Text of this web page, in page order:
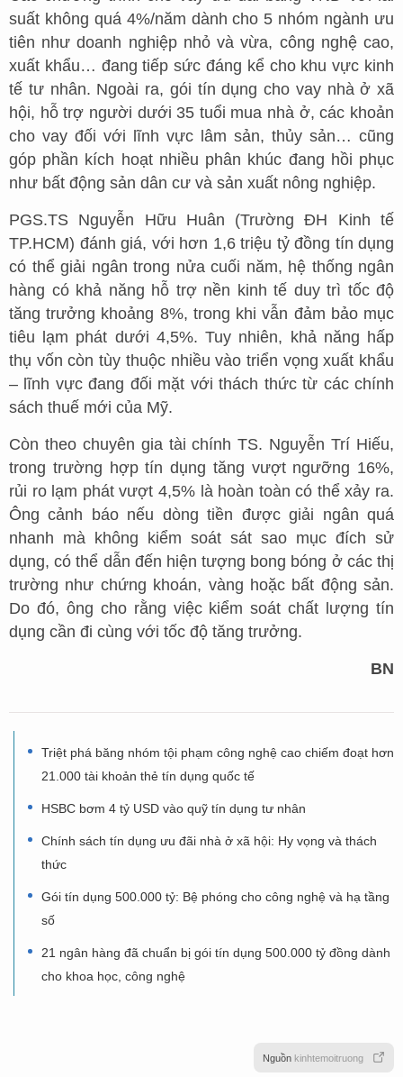
suất không quá 4%/năm dành cho 5 nhóm ngành ưu
tiên như doanh nghiệp nhỏ và vừa, công nghệ cao,
xuất khẩu… đang tiếp sức đáng kể cho khu vực kinh
tế tư nhân. Ngoài ra, gói tín dụng cho vay nhà ở xã
hội, hỗ trợ người dưới 35 tuổi mua nhà ở, các khoản
cho vay đối với lĩnh vực lâm sản, thủy sản… cũng
góp phần kích hoạt nhiều phân khúc đang hồi phục
như bất động sản dân cư và sản xuất nông nghiệp.
PGS.TS Nguyễn Hữu Huân (Trường ĐH Kinh tế
TP.HCM) đánh giá, với hơn 1,6 triệu tỷ đồng tín dụng
có thể giải ngân trong nửa cuối năm, hệ thống ngân
hàng có khả năng hỗ trợ nền kinh tế duy trì tốc độ
tăng trưởng khoảng 8%, trong khi vẫn đảm bảo mục
tiêu lạm phát dưới 4,5%. Tuy nhiên, khả năng hấp
thụ vốn còn tùy thuộc nhiều vào triển vọng xuất khẩu
– lĩnh vực đang đối mặt với thách thức từ các chính
sách thuế mới của Mỹ.
Còn theo chuyên gia tài chính TS. Nguyễn Trí Hiếu,
trong trường hợp tín dụng tăng vượt ngưỡng 16%,
rủi ro lạm phát vượt 4,5% là hoàn toàn có thể xảy ra.
Ông cảnh báo nếu dòng tiền được giải ngân quá
nhanh mà không kiểm soát sát sao mục đích sử
dụng, có thể dẫn đến hiện tượng bong bóng ở các thị
trường như chứng khoán, vàng hoặc bất động sản.
Do đó, ông cho rằng việc kiểm soát chất lượng tín
dụng cần đi cùng với tốc độ tăng trưởng.
BN
Triệt phá băng nhóm tội phạm công nghệ cao chiếm đoạt hơn
21.000 tài khoản thẻ tín dụng quốc tế
HSBC bơm 4 tỷ USD vào quỹ tín dụng tư nhân
Chính sách tín dụng ưu đãi nhà ở xã hội: Hy vọng và thách
thức
Gói tín dụng 500.000 tỷ: Bệ phóng cho công nghệ và hạ tầng
số
21 ngân hàng đã chuẩn bị gói tín dụng 500.000 tỷ đồng dành
cho khoa học, công nghệ
Nguồn kinhtemoitruong